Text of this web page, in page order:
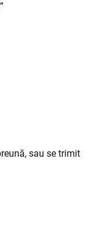
sau se trimit